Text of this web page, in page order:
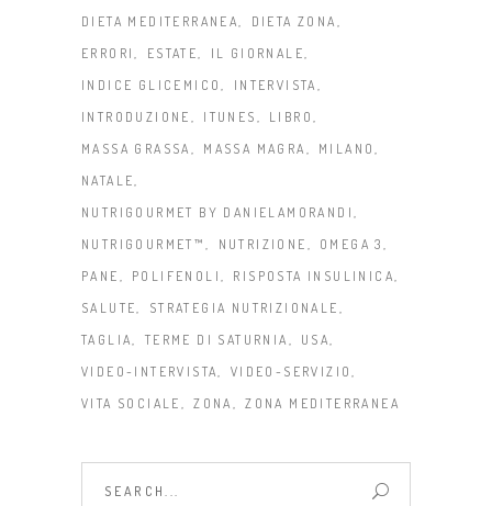
DIETA MEDITERRANEA
DIETA ZONA
ERRORI
ESTATE
IL GIORNALE
INDICE GLICEMICO
INTERVISTA
INTRODUZIONE
ITUNES
LIBRO
MASSA GRASSA
MASSA MAGRA
MILANO
NATALE
NUTRIGOURMET BY DANIELAMORANDI
NUTRIGOURMET™
NUTRIZIONE
OMEGA 3
PANE
POLIFENOLI
RISPOSTA INSULINICA
SALUTE
STRATEGIA NUTRIZIONALE
TAGLIA
TERME DI SATURNIA
USA
VIDEO-INTERVISTA
VIDEO-SERVIZIO
VITA SOCIALE
ZONA ZONA MEDITERRANEA